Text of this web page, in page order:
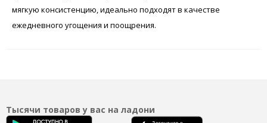
мягкую консистенцию, идеально подходят в качестве
ежедневного угощения и поощрения.
Тысячи товаров у вас на ладони